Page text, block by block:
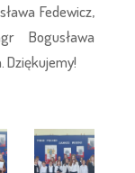
Fedewicz,
Bogusława
Dziękujemy!